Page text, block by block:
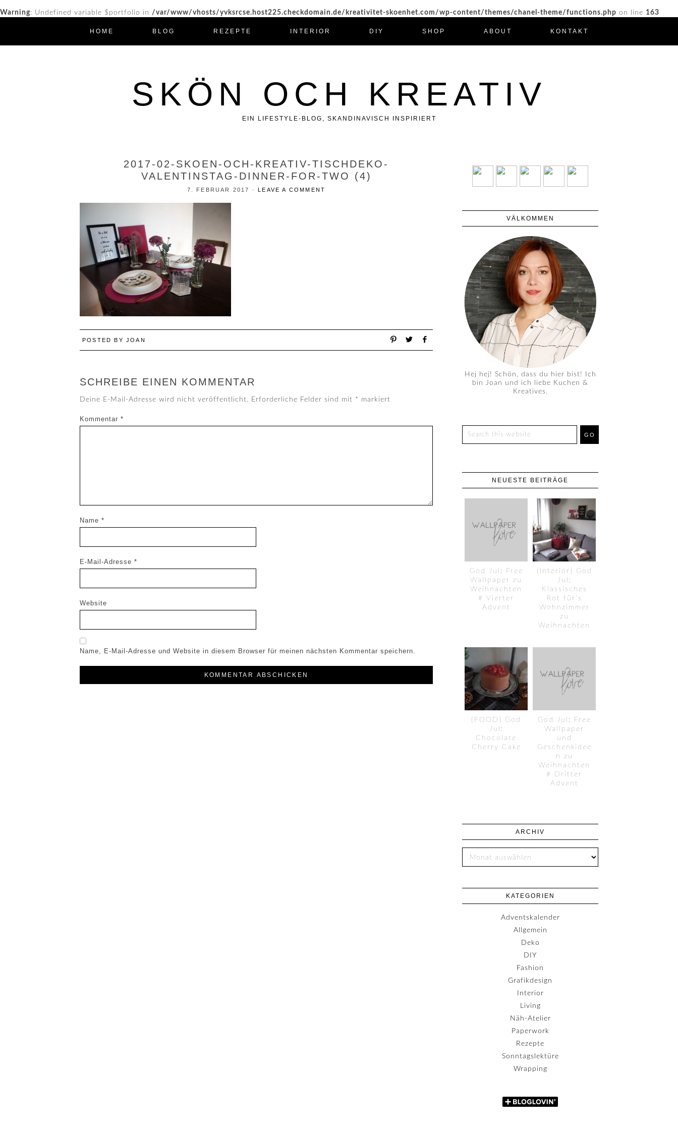
Warning: Undefined variable $portfolio in /var/www/vhosts/yvksrcse.host225.checkdomain.de/kreativitet-skoenhet.com/wp-content/themes/chanel-theme/functions.php on line 163
HOME BLOG REZEPTE INTERIOR DIY SHOP ABOUT KONTAKT
SKÖN OCH KREATIV
EIN LIFESTYLE-BLOG, SKANDINAVISCH INSPIRIERT
2017-02-SKOEN-OCH-KREATIV-TISCHDEKO-
VALENTINSTAG-DINNER-FOR-TWO (4)
7. FEBRUAR 2017 ·LEAVE A COMMENT
POSTED BY JOAN
SCHREIBE EINEN KOMMENTAR
Deine E-Mail-Adresse wird nicht veröffentlicht. Erforderliche Felder sind mit * markiert
Kommentar *
Name *
E-Mail-Adresse *
Website
Name, E-Mail-Adresse und Website in diesem Browser für meinen nächsten Kommentar speichern.
VÄLKOMMEN
Hej hej! Schön, dass du hier bist! Ich
bin Joan und ich liebe Kuchen &
Kreatives.
NEUESTE BEITRÄGE
God Jul: Free
Wallpaper zu
Weihnachten
# Vierter
Advent
{Interior} God
Jul:
Klassisches
Rot für’s
Wohnzimmer
zu
Weihnachten
{FOOD} God
Jul:
Chocolate
Cherry Cake
God Jul: Free
Wallpaper
und
Geschenkidee
n zu
Weihnachten
# Dritter
Advent
ARCHIV
KATEGORIEN
Adventskalender
Allgemein
Deko
DIY
Fashion
Grafikdesign
Interior
Living
Näh-Atelier
Paperwork
Rezepte
Sonntagslektüre
Wrapping